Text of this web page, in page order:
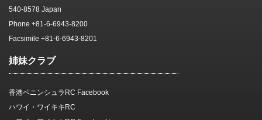
540-8578 Japan
Phone +81-6-6943-8200
Facsimile +81-6-6943-8201
姉妹クラブ
香港ペニンシュラRC Facebook
ハワイ・ワイキキRC